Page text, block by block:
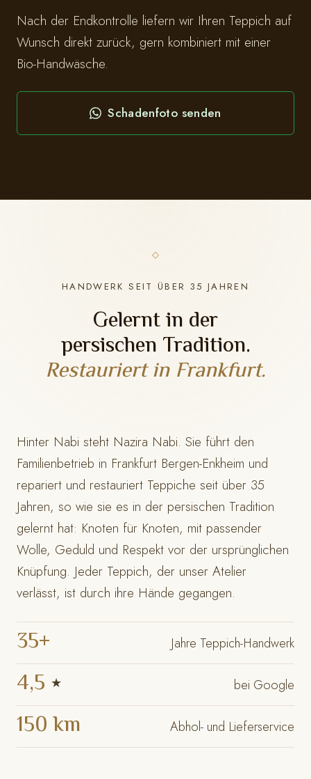
Nach der Endkontrolle liefern wir Ihren Teppich auf
Wunsch direkt zurück, gern kombiniert mit einer
Bio-Handwäsche.
Schadenfoto senden
HANDWERK SEIT ÜBER 35 JAHREN
Gelernt in der
persischen Tradition.
Restauriert in Frankfurt.
Hinter Nabi steht Nazira Nabi. Sie führt den
Familienbetrieb in Frankfurt Bergen-Enkheim und
repariert und restauriert Teppiche seit über 35
Jahren, so wie sie es in der persischen Tradition
gelernt hat: Knoten für Knoten, mit passender
Wolle, Geduld und Respekt vor der ursprünglichen
Knüpfung. Jeder Teppich, der unser Atelier
verlässt, ist durch ihre Hände gegangen.
35+ Jahre Teppich-Handwerk
4,5 ★ bei Google
150 km Abhol- und Lieferservice